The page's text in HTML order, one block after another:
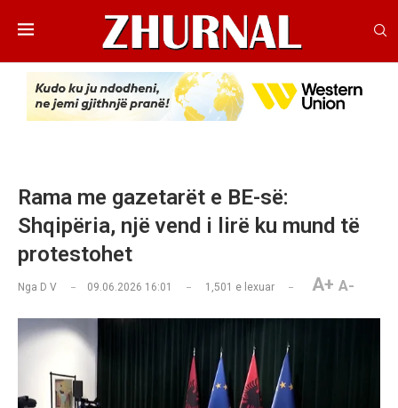
Rama me gazetarët e BE-së:
Shqipëria, një vend i lirë ku mund të
protestohet
Nga D V 09.06.2026 16:01 1,501 e lexuar A+ A-